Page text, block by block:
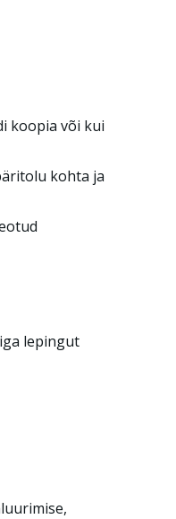
koopia või kui
kohta ja
lepingut